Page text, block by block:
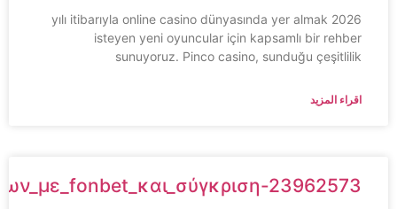
2026 yılı itibarıyla online casino dünyasında yer almak
isteyen yeni oyuncular için kapsamlı bir rehber
sunuyoruz. Pinco casino, sunduğu çeşitlilik
اقراء المزيد
23962573